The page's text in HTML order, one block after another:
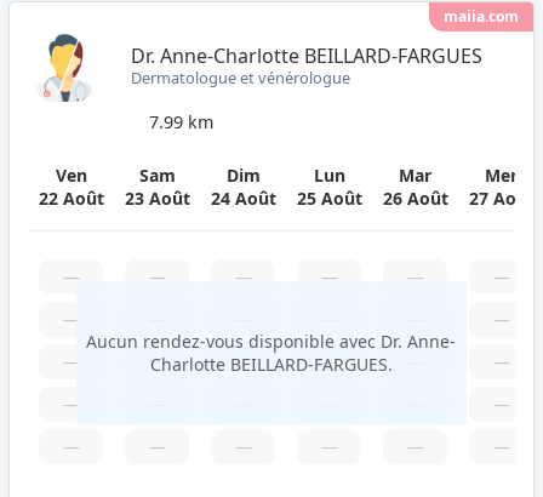
maiia.com
Dr. Anne-Charlotte BEILLARD-FARGUES
Dermatologue et vénérologue
7.99 km
Ven
22 Août
Sam
23 Août
Dim
24 Août
Lun
25 Août
Mar
26 Août
Mer
27 Août
—
—
—
—
—
—
—
—
—
—
—
—
—
—
—
—
—
—
—
—
—
Aucun rendez-vous disponible avec Dr. Anne-
Charlotte BEILLARD-FARGUES.